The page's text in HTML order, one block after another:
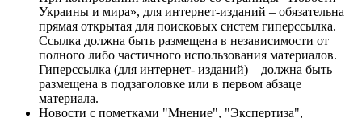
Украины и мира», для интернет-изданий – обязательна
прямая открытая для поисковых систем гиперссылка.
Ссылка должна быть размещена в независимости от
полного либо частичного использования материалов.
Гиперссылка (для интернет- изданий) – должна быть
размещена в подзаголовке или в первом абзаце
материала.
Новости с пометками "Мнение", "Экспертиза",